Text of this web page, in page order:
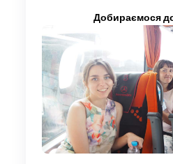
Добираємося